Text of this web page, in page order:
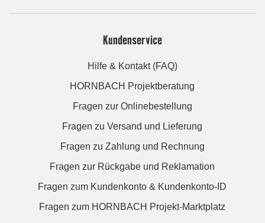
Kundenservice
Hilfe & Kontakt (FAQ)
HORNBACH Projektberatung
Fragen zur Onlinebestellung
Fragen zu Versand und Lieferung
Fragen zu Zahlung und Rechnung
Fragen zur Rückgabe und Reklamation
Fragen zum Kundenkonto & Kundenkonto-ID
Fragen zum HORNBACH Projekt-Marktplatz